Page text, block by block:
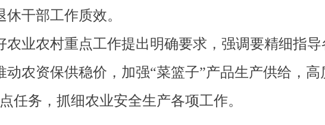
干部工作质效。
农村重点工作提出明确要求，强调要精细指导
农资保供稳价，加强“菜篮子”产品生产供给，高
任务，抓细农业安全生产各项工作。